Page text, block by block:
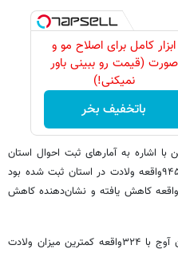
ابزار کامل برای اصلاح مو و
صورت (قیمت رو ببینی باور
نمیکنی!)
باتخفیف بخر
اشاره به آمارهای ثبت احوال استان
بیان کرد: در سال ۱۴۰۳ تعداد ۱۲هزار و ۹۴۵واقعه ولادت در استان ثبت شده بود
این رقم در سال ۱۴۰۴ به ۱۲هزار و ۹واقعه کاهش یافته و نشان‌دهنده کاهش
علیخانی ادامه داد: در این میان شهرستان آوج با ۳۲۴واقعه کمترین میزان ولادت